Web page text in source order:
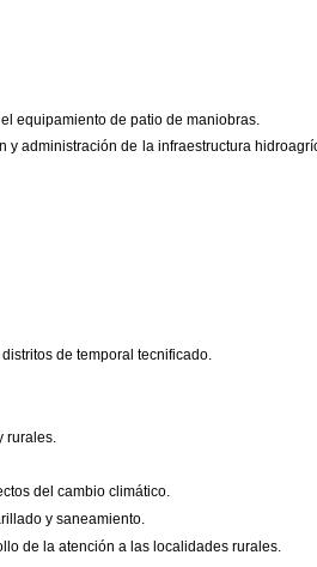
equipamiento de patio de maniobras.
y administración de la infraestructura
de temporal tecnificado.
rurales.
del cambio climático.
y saneamiento.
de la atención a las localidades rurales.